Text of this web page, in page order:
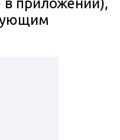
в приложении),